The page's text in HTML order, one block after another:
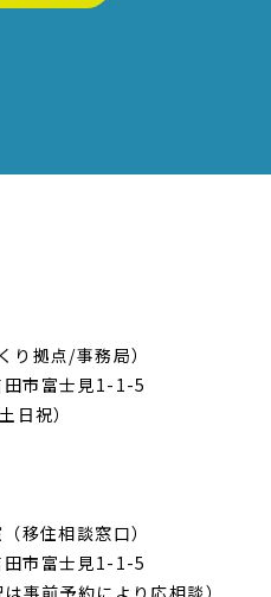
拠点/事務局）
市富士見1-1-5
日祝）
移住相談窓口）
市富士見1-1-5
事前予約により応相談）